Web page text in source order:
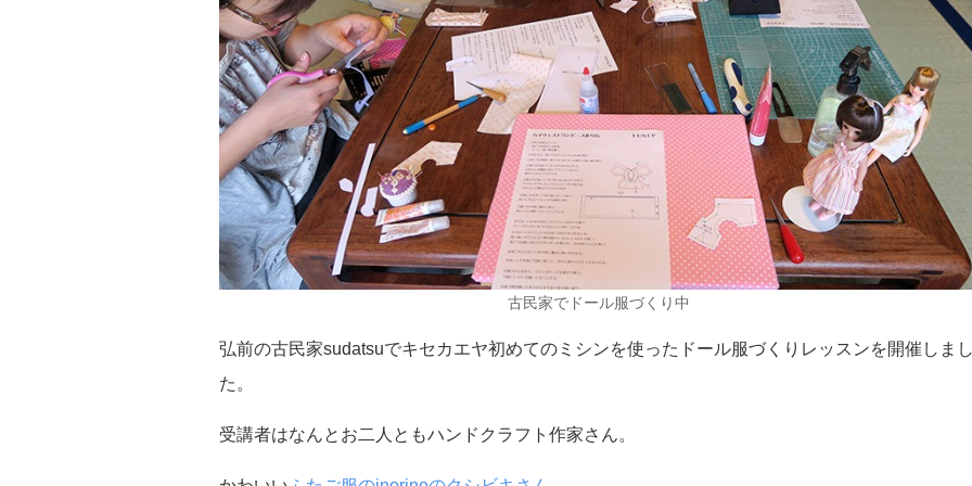
古民家でドール服づくり中
弘前の古民家sudatsuでキセカエヤ初めてのミシンを使ったドール服づくりレッスンを開催しま
た。
受講者はなんとお二人ともハンドクラフト作家さん。